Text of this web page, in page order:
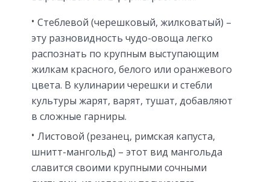
Стеблевой (черешковый, жилковатый) –
эту разновидность чудо-овоща легко
распознать по крупным выступающим
жилкам красного, белого или оранжевого
цвета. В кулинарии черешки и стебли
культуры жарят, варят, тушат, добавляют
в сложные гарниры.
Листовой (резанец, римская капуста,
шнитт-мангольд) – этот вид мангольда
славится своими крупными сочными